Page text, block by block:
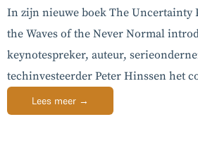
In zijn nieuwe boek The Uncertainty
the Waves of the Never Normal
keynotespreker, auteur,
techinvesteerder Peter Hinssen het
Lees meer →